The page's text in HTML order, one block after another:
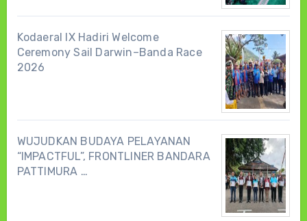
Kodaeral IX Hadiri Welcome
Ceremony Sail Darwin–Banda Race
2026
WUJUDKAN BUDAYA PELAYANAN
“IMPACTFUL”, FRONTLINER BANDARA
PATTIMURA …